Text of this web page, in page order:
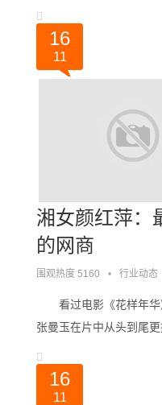
beiji。。。
16
11
湘女颜红萍：
的网商
围观热度 5160 • 行业动态
看过电影《花样年华
张曼玉在片中从头到尾
已经是上海五颜六色服
16
11